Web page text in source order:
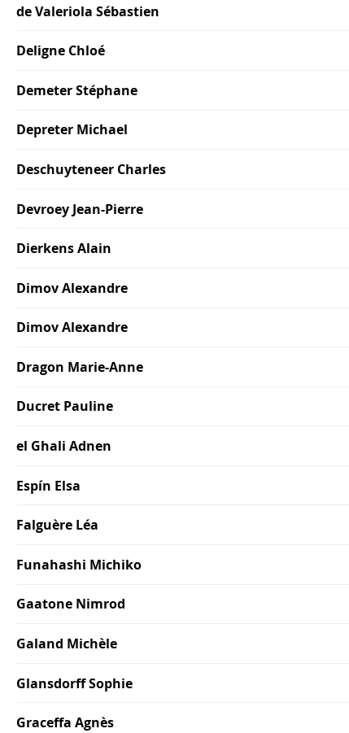
de Valeriola Sébastien
Deligne Chloé
Demeter Stéphane
Depreter Michael
Deschuyteneer Charles
Devroey Jean-Pierre
Dierkens Alain
Dimov Alexandre
Dimov Alexandre
Dragon Marie-Anne
Ducret Pauline
el Ghali Adnen
Espín Elsa
Falguère Léa
Funahashi Michiko
Gaatone Nimrod
Galand Michèle
Glansdorff Sophie
Graceffa Agnès